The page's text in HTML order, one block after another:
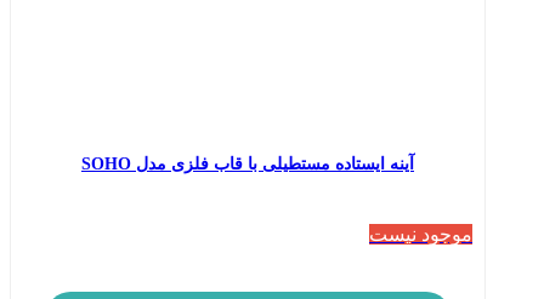
آینه ایستاده مستطیلی با قاب فلزی مدل SOHO
موجود نیست